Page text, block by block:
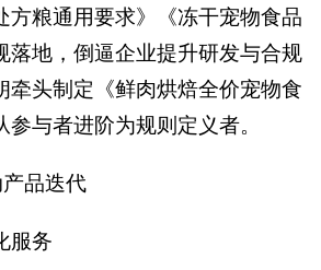
方粮通用要求》《冻干宠物食品
落地，倒逼企业提升研发与合规
牵头制定《鲜肉烘焙全价宠物食
与者进阶为规则定义者。
品迭代
服务